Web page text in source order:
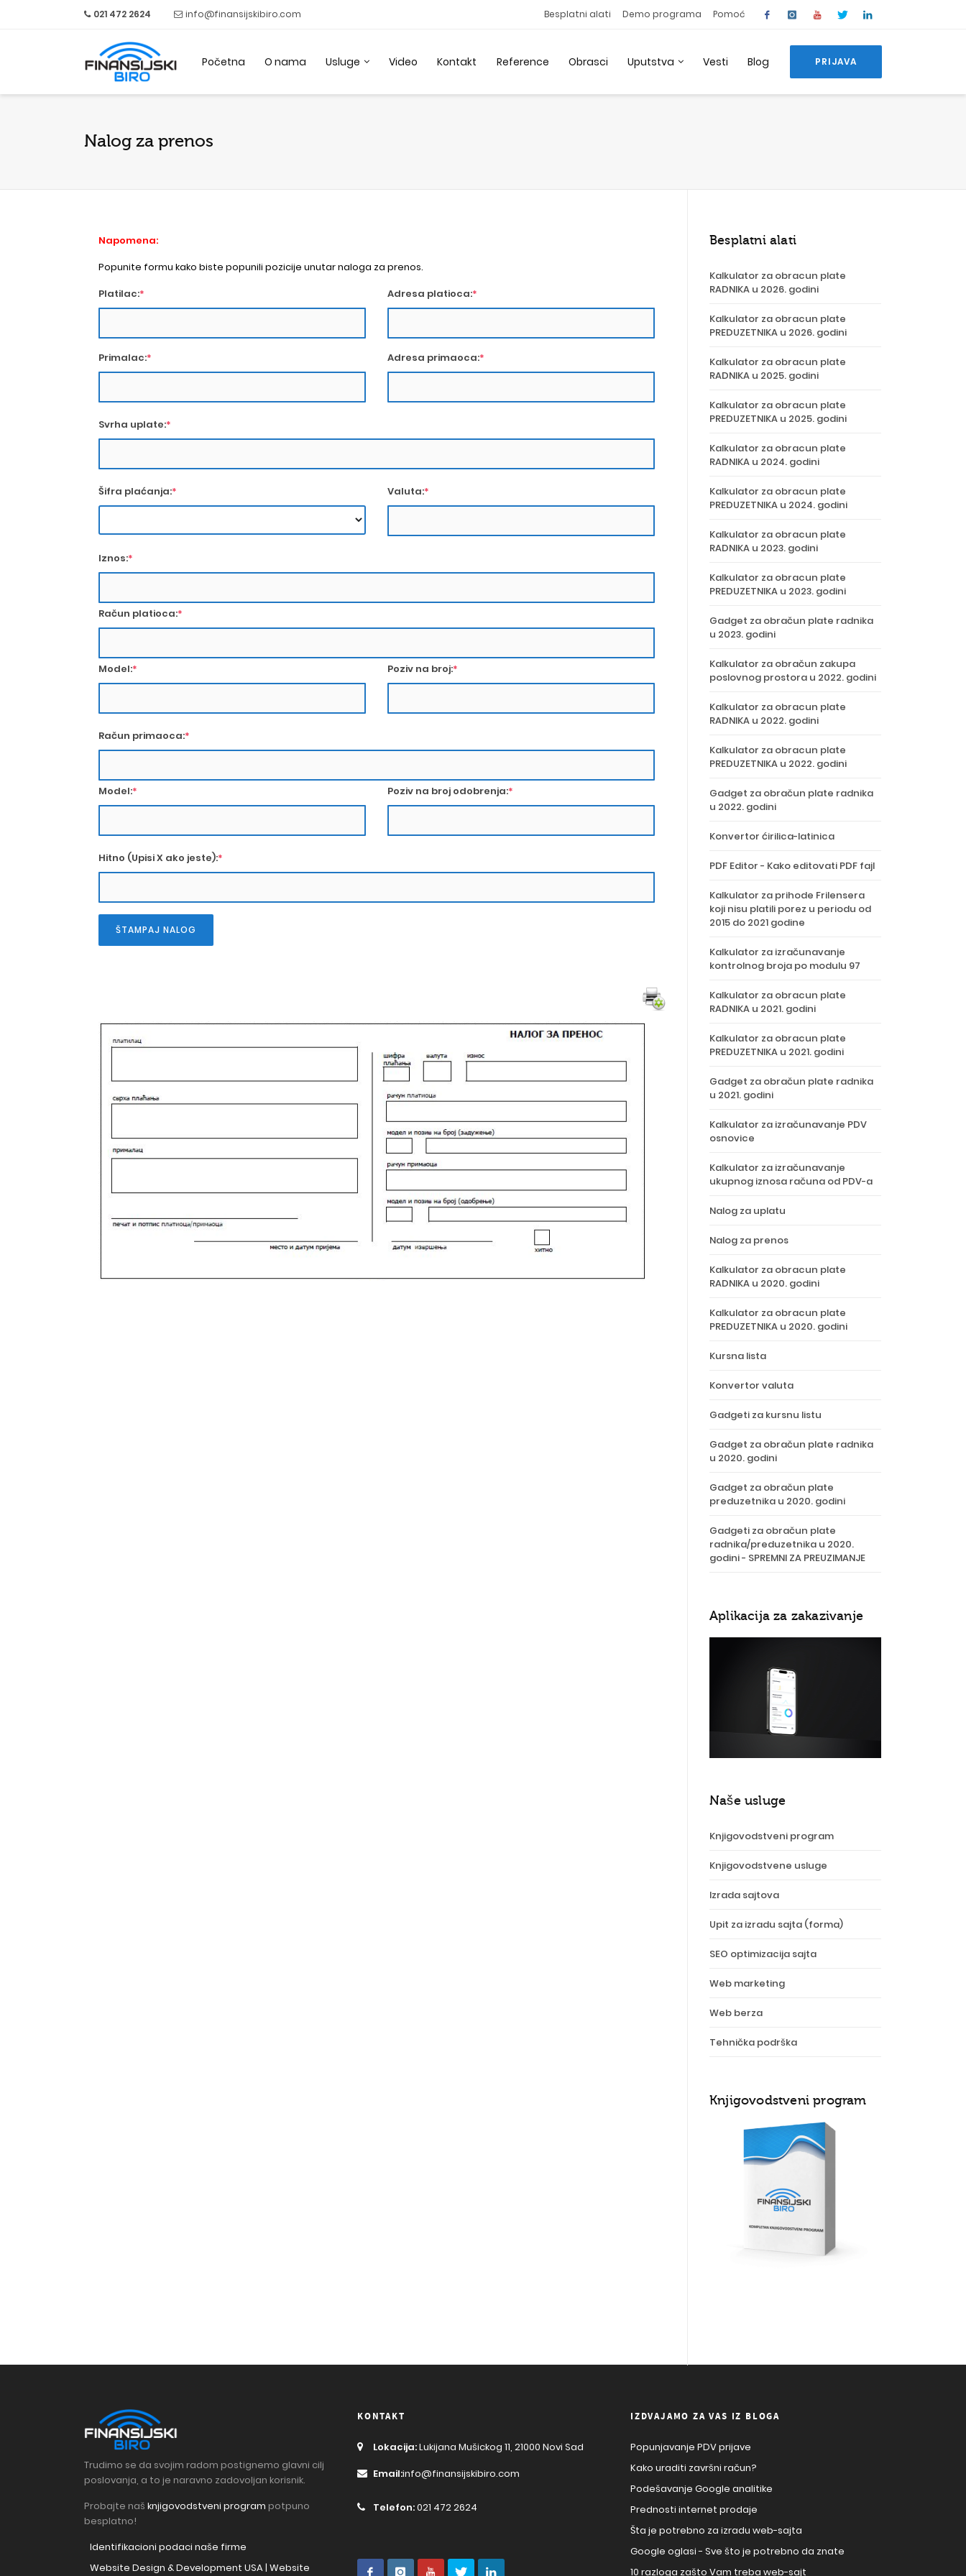
021 472 2624 info@finansijskibiro.com Besplatni alati Demo programa Pomoć
Početna O nama Usluge Video Kontakt Reference Obrasci Uputstva Vesti Blog PRIJAVA
Nalog za prenos
Napomena:
Popunite formu kako biste popunili pozicije unutar naloga za prenos.
Platilac:* Adresa platioca:*
Primalac:* Adresa primaoca:*
Svrha uplate:*
Šifra plaćanja:* Valuta:*
Iznos:*
Račun platioca:*
Model:* Poziv na broj:*
Račun primaoca:*
Model:* Poziv na broj odobrenja:*
Hitno (Upisi X ako jeste):*
ŠTAMPAJ NALOG
Besplatni alati
Kalkulator za obracun plate
RADNIKA u 2026. godini
Kalkulator za obracun plate
PREDUZETNIKA u 2026. godini
Kalkulator za obracun plate
RADNIKA u 2025. godini
Kalkulator za obracun plate
PREDUZETNIKA u 2025. godini
Kalkulator za obracun plate
RADNIKA u 2024. godini
Kalkulator za obracun plate
PREDUZETNIKA u 2024. godini
Kalkulator za obracun plate
RADNIKA u 2023. godini
Kalkulator za obracun plate
PREDUZETNIKA u 2023. godini
Gadget za obračun plate radnika
u 2023. godini
Kalkulator za obračun zakupa
poslovnog prostora u 2022. godini
Kalkulator za obracun plate
RADNIKA u 2022. godini
Kalkulator za obracun plate
PREDUZETNIKA u 2022. godini
Gadget za obračun plate radnika
u 2022. godini
Konvertor ćirilica-latinica
PDF Editor - Kako editovati PDF fajl
Kalkulator za prihode Frilensera
koji nisu platili porez u periodu od
2015 do 2021 godine
Kalkulator za izračunavanje
kontrolnog broja po modulu 97
Kalkulator za obracun plate
RADNIKA u 2021. godini
Kalkulator za obracun plate
PREDUZETNIKA u 2021. godini
Gadget za obračun plate radnika
u 2021. godini
Kalkulator za izračunavanje PDV
osnovice
Kalkulator za izračunavanje
ukupnog iznosa računa od PDV-a
Nalog za uplatu
Nalog za prenos
Kalkulator za obracun plate
RADNIKA u 2020. godini
Kalkulator za obracun plate
PREDUZETNIKA u 2020. godini
Kursna lista
Konvertor valuta
Gadgeti za kursnu listu
Gadget za obračun plate radnika
u 2020. godini
Gadget za obračun plate
preduzetnika u 2020. godini
Gadgeti za obračun plate
radnika/preduzetnika u 2020.
godini - SPREMNI ZA PREUZIMANJE
Aplikacija za zakazivanje
Naše usluge
Knjigovodstveni program
Knjigovodstvene usluge
Izrada sajtova
Upit za izradu sajta (forma)
SEO optimizacija sajta
Web marketing
Web berza
Tehnička podrška
Knjigovodstveni program
Trudimo se da svojim radom postignemo glavni cilj
poslovanja, a to je naravno zadovoljan korisnik.
Probajte naš knjigovodstveni program potpuno
besplatno!
Identifikacioni podaci naše firme
Website Design & Development USA | Website
KONTAKT
Lokacija:Lukijana Mušickog 11, 21000 Novi Sad
Email:info@finansijskibiro.com
Telefon:021 472 2624
IZDVAJAMO ZA VAS IZ BLOGA
Popunjavanje PDV prijave
Kako uraditi završni račun?
Podešavanje Google analitike
Prednosti internet prodaje
Šta je potrebno za izradu web-sajta
Google oglasi - Sve što je potrebno da znate
10 razloga zašto Vam treba web-sajt